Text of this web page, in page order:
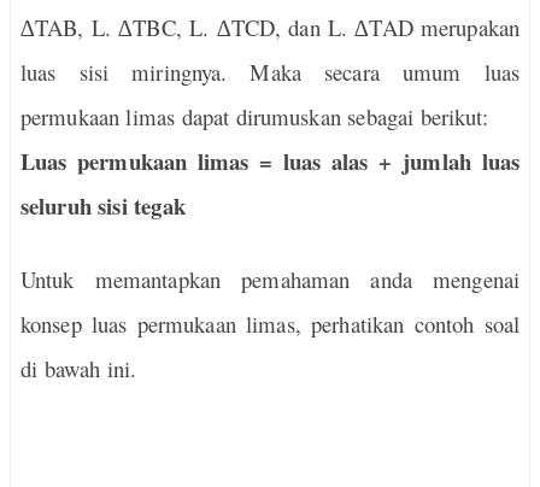
∆TAB, L.∆TBC, L. ∆TCD, dan L.∆TAD merupakan
luas sisi miringnya. Maka secara umum luas
permukaan limas dapat dirumuskan sebagai berikut:
Luas permukaan limas = luas alas + jumlah luas
seluruh sisi tegak
Untuk memantapkan pemahaman anda mengenai
konsep luas permukaan limas, perhatikan contoh soal
di bawah ini.